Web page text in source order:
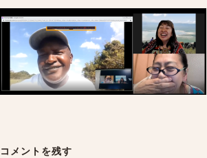
navigation
コメントを残す